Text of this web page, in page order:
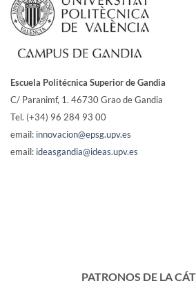
Escuela Politécnica Superior de Gandia
C/ Paranimf, 1. 46730 Grao de Gandia
Tel. (+34) 96 284 93 00
email: innovacion@epsg.upv.es
email: ideasgandia@ideas.upv.es
PATRONOS DE LA